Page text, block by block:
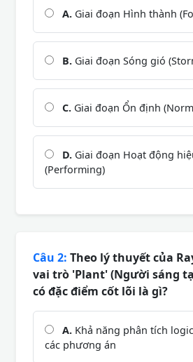
A. Giai đoạn Hình thành
B. Giai đoạn Sóng gió
C. Giai đoạn Ổn định
D. Giai đoạn Hoạt động
(Performing)
Câu 2: Theo lý thuyết của
vai trò 'Plant' (Người sáng
có đặc điểm cốt lõi là gì?
A. Khả năng phân tích
các phương án